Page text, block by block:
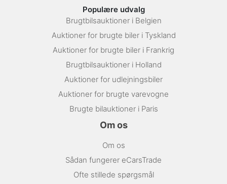
Populære udvalg
Brugtbilsauktioner i Belgien
Auktioner for brugte biler i Tyskland
Auktioner for brugte biler i Frankrig
Brugtbilsauktioner i Holland
Auktioner for udlejningsbiler
Auktioner for brugte varevogne
Brugte bilauktioner i Paris
Om os
Om os
Sådan fungerer eCarsTrade
Ofte stillede spørgsmål